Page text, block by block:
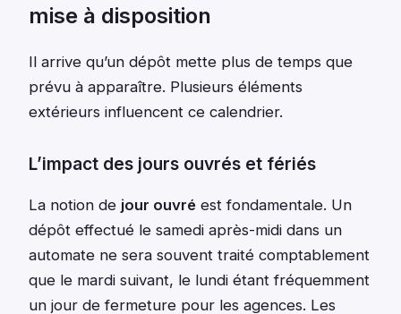
mise à disposition
Il arrive qu’un dépôt mette plus de temps que
prévu à apparaître. Plusieurs éléments
extérieurs influencent ce calendrier.
L’impact des jours ouvrés et fériés
La notion de jour ouvré est fondamentale. Un
dépôt effectué le samedi après-midi dans un
automate ne sera souvent traité comptablement
que le mardi suivant, le lundi étant fréquemment
un jour de fermeture pour les agences. Les